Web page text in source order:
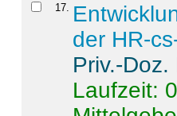
17
der HR-
Priv.-
Laufzeit: